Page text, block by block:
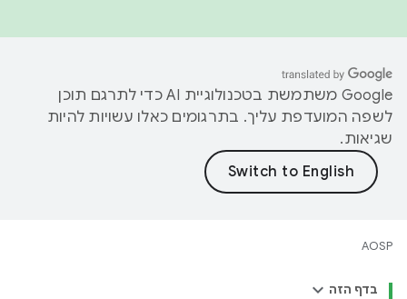
‫Google משתמשת בטכנולוגיית AI כדי לתרגם תוכן
לשפה המועדפת עליך. בתרגומים כאלו עשויות להיות
שגיאות.
AOSP
בדף הזה